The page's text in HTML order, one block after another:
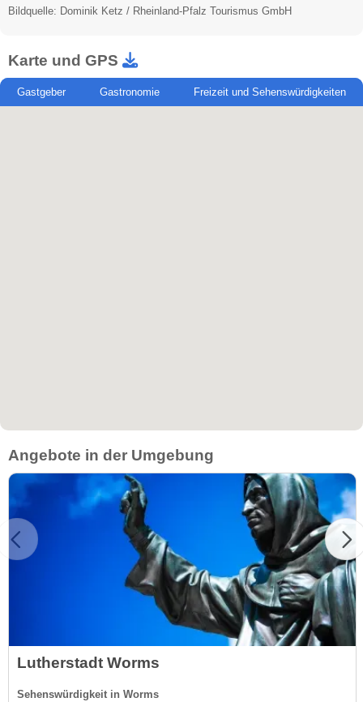
Bildquelle: Dominik Ketz / Rheinland-Pfalz Tourismus GmbH
Karte und GPS
Gastgeber Gastronomie Freizeit und Sehenswürdigkeiten
Angebote in der Umgebung
Lutherstadt Worms
Sehenswürdigkeit in Worms